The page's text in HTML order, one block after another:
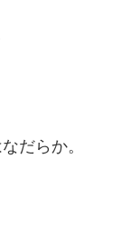
だらか。